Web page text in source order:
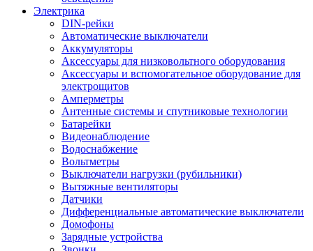
Электрика
DIN-рейки
Автоматические выключатели
Аккумуляторы
Аксессуары для низковольтного оборудования
Аксессуары и вспомогательное оборудование для
электрощитов
Амперметры
Антенные системы и спутниковые технологии
Батарейки
Видеонаблюдение
Водоснабжение
Вольтметры
Выключатели нагрузки (рубильники)
Вытяжные вентиляторы
Датчики
Дифференциальные автоматические выключатели
Домофоны
Зарядные устройства